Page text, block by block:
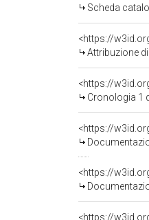
Scheda
Attribuzione
<https://
Cronologia 1